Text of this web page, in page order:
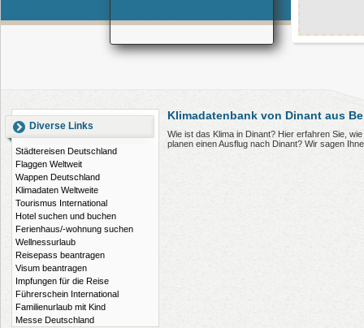
Diverse Links
Städtereisen Deutschland
Flaggen Weltweit
Wappen Deutschland
Klimadaten Weltweite
Tourismus International
Hotel suchen und buchen
Ferienhaus/-wohnung suchen
Wellnessurlaub
Reisepass beantragen
Visum beantragen
Impfungen für die Reise
Führerschein International
Familienurlaub mit Kind
Messe Deutschland
Klimadatenbank von Dinant aus
Wie ist das Klima in Dinant? Hier erfahren Sie,
planen einen Ausflug nach Dinant? Wir sagen